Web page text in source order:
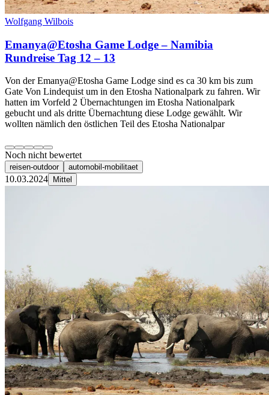
Wolfgang Wilbois
Emanya@Etosha Game Lodge – Namibia
Rundreise Tag 12 – 13
Von der Emanya@Etosha Game Lodge sind es ca 30 km bis zum
Gate Von Lindequist um in den Etosha Nationalpark zu fahren. Wir
hatten im Vorfeld 2 Übernachtungen im Etosha Nationalpark
gebucht und als dritte Übernachtung diese Lodge gewählt. Wir
wollten nämlich den östlichen Teil des Etosha Nationalpar
Noch nicht bewertet
reisen-outdoor automobil-mobilitaet
10.03.2024 Mittel